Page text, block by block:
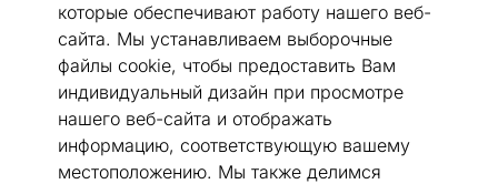
которые обеспечивают работу нашего веб-
сайта. Мы устанавливаем выборочные
файлы cookie, чтобы предоставить Вам
индивидуальный дизайн при просмотре
нашего веб-сайта и отображать
информацию, соответствующую вашему
местоположению. Мы также делимся